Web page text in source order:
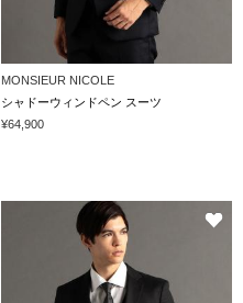
MONSIEUR NICOLE
シャドーウィンドペン スーツ
¥64,900